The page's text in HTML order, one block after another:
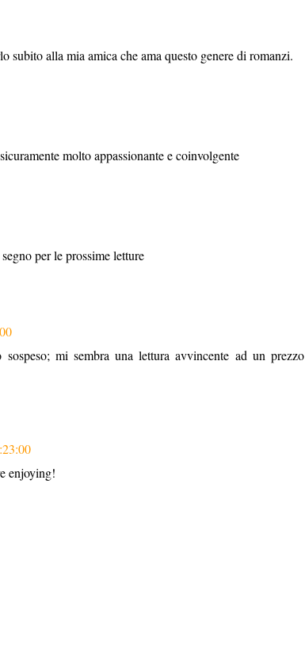
subito alla mia amica che ama questo genere di romanzi.
molto appassionante e coinvolgente
per le prossime letture
mi sembra una lettura avvincente ad un prezzo
enjoying!